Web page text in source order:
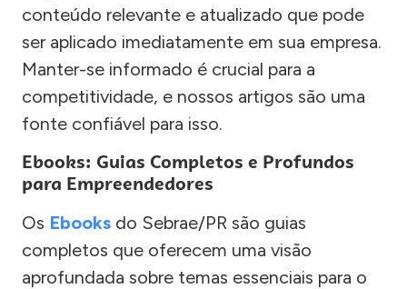
conteúdo relevante e atualizado que pode
ser aplicado imediatamente em sua empresa.
Manter-se informado é crucial para a
competitividade, e nossos artigos são uma
fonte confiável para isso.
Ebooks: Guias Completos e Profundos
para Empreendedores
Os Ebooks do Sebrae/PR são guias
completos que oferecem uma visão
aprofundada sobre temas essenciais para o